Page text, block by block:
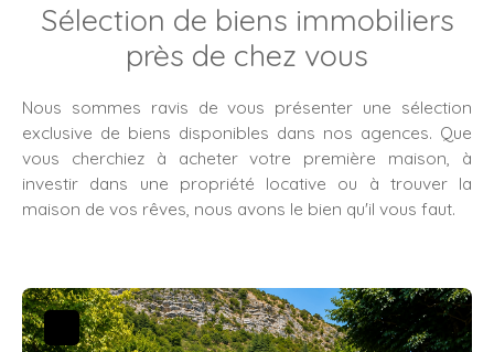
Sélection de biens immobiliers
près de chez vous
Nous sommes ravis de vous présenter une sélection
exclusive de biens disponibles dans nos agences. Que
vous cherchiez à acheter votre première maison, à
investir dans une propriété locative ou à trouver la
maison de vos rêves, nous avons le bien qu'il vous faut.